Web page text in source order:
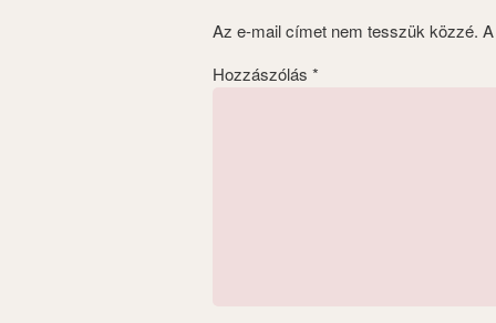
Az e-mail címet nem tesszük közzé.
Hozzászólás *